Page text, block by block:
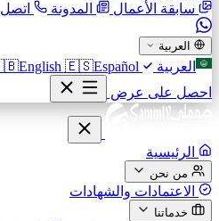
سابقة الأعمال
المدونة اتصل
العربية
العربية English 🇪🇸Español
احصل على عرض
الرئيسية
من نحن
الاعتمادات والشهادات
خدماتنا